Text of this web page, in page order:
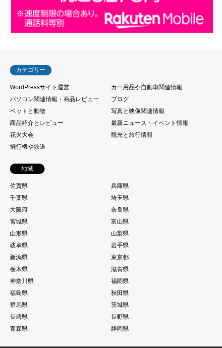
カテゴリー
WordPressサイト運営
カー用品や自動車関連情報
パソコン関連情報・商品レビュー
ブログ
ペットと動物
写真と映像関連情報
商品紹介とレビュー
最新ニュース・イベント情報
花火大会
観光と旅行情報
飛行機や鉄道
地域
佐賀県
兵庫県
千葉県
埼玉県
大阪府
奈良県
宮城県
富山県
山形県
山梨県
岐阜県
岩手県
新潟県
東京都
栃木県
滋賀県
神奈川県
福岡県
福島県
秋田県
群馬県
茨城県
長崎県
長野県
青森県
静岡県